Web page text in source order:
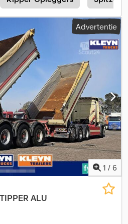
kg Leeggewicht: 7280 kg
heeft enkele roestplekken, maar
APK: Ja EU-goedkeuring tot:
Totaal gewicht: 30000
Elsx Akhjr Breedte: 255 Lengte:
informatie = Neem contact op
Advertentie
1 / 6
ALU